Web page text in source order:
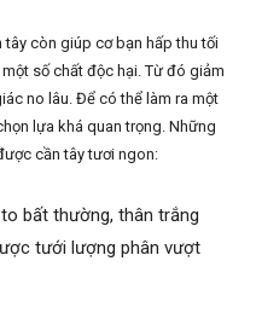
còn giúp cơ bạn hấp thu tối
số chất độc hại. Từ đó giảm
no lâu. Để có thể làm ra một
lựa khá quan trọng. Những
cần tây tươi ngon:
bất thường, thân trắng
tưới lượng phân vượt